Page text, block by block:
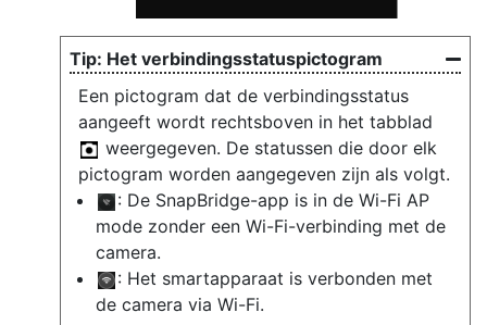
Het verbindingsstatuspictogram
Een pictogram dat de verbindingsstatus
aangeeft wordt rechtsboven in het tabblad
weergegeven. De statussen die door elk
pictogram worden aangegeven zijn als volgt.
: De SnapBridge-app is in de Wi-Fi AP
mode zonder een Wi-Fi-verbinding met de
camera.
: Het smartapparaat is verbonden met
de camera via Wi-Fi.